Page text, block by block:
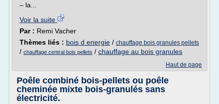
– la...
Voir la suite
Par : Remi Vacher
Thèmes liés : bois d energie / chauffage bois granules pellets
/ chauffage central bois pellets / chauffage au bois granules
Haut de page
Poêle combiné bois-pellets ou poêle
cheminée mixte bois-granulés sans
électricité.